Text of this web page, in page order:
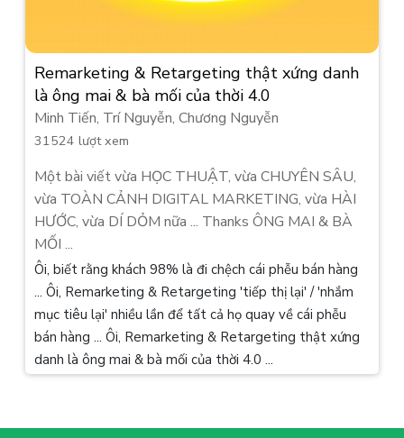
Remarketing & Retargeting thật xứng danh
là ông mai & bà mối của thời 4.0
Minh Tiến, Trí Nguyễn, Chương Nguyễn
31524 lượt xem
Một bài viết vừa HỌC THUẬT, vừa CHUYÊN SÂU,
vừa TOÀN CẢNH DIGITAL MARKETING, vừa HÀI
HƯỚC, vừa DÍ DỎM nữa ... Thanks ÔNG MAI & BÀ
MỐI ...
Ôi, biết rằng khách 98% là đi chệch cái phễu bán hàng
... Ôi, Remarketing & Retargeting 'tiếp thị lại' / 'nhắm
mục tiêu lại' nhiều lần để tất cả họ quay về cái phễu
bán hàng ... Ôi, Remarketing & Retargeting thật xứng
danh là ông mai & bà mối của thời 4.0 ...